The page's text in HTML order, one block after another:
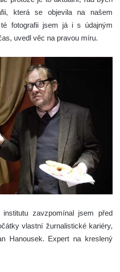
která se objevila na našem
fotografii jsem já i s údajným
uvedl věc na pravou míru.
zavzpomínal jsem před
vlastní žurnalistické kariéry,
Hanousek. Expert na kreslený